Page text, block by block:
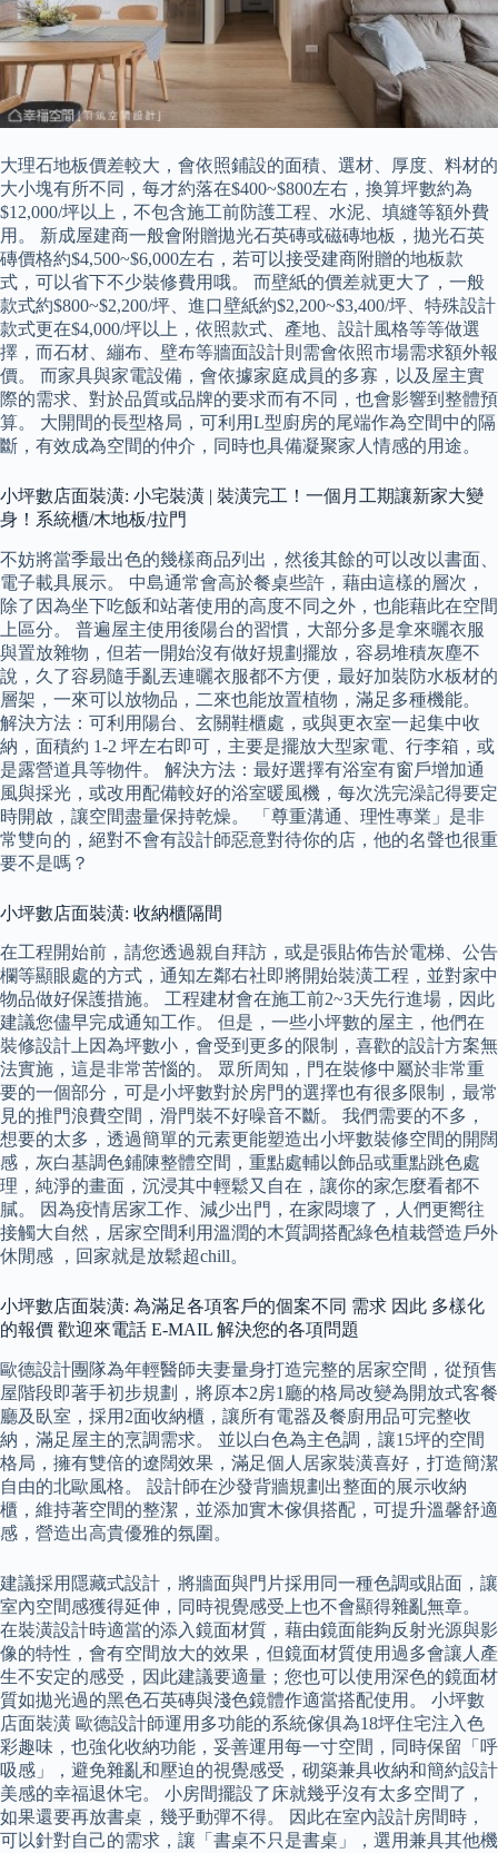
大理石地板價差較大，會依照鋪設的面積、選材、厚度、料材的
大小塊有所不同，每才約落在$400~$800左右，換算坪數約為
$12,000/坪以上，不包含施工前防護工程、水泥、填縫等額外費
用。 新成屋建商一般會附贈拋光石英磚或磁磚地板，拋光石英
磚價格約$4,500~$6,000左右，若可以接受建商附贈的地板款
式，可以省下不少裝修費用哦。 而壁紙的價差就更大了，一般
款式約$800~$2,200/坪、進口壁紙約$2,200~$3,400/坪、特殊設計
款式更在$4,000/坪以上，依照款式、產地、設計風格等等做選
擇，而石材、繃布、壁布等牆面設計則需會依照市場需求額外報
價。 而家具與家電設備，會依據家庭成員的多寡，以及屋主實
際的需求、對於品質或品牌的要求而有不同，也會影響到整體預
算。 大開間的長型格局，可利用L型廚房的尾端作為空間中的隔
斷，有效成為空間的仲介，同時也具備凝聚家人情感的用途。
小坪數店面裝潢: 小宅裝潢 | 裝潢完工！一個月工期讓新家大變
身！系統櫃/木地板/拉門
不妨將當季最出色的幾樣商品列出，然後其餘的可以改以書面、
電子載具展示。 中島通常會高於餐桌些許，藉由這樣的層次，
除了因為坐下吃飯和站著使用的高度不同之外，也能藉此在空間
上區分。 普遍屋主使用後陽台的習慣，大部分多是拿來曬衣服
與置放雜物，但若一開始沒有做好規劃擺放，容易堆積灰塵不
說，久了容易隨手亂丟連曬衣服都不方便，最好加裝防水板材的
層架，一來可以放物品，二來也能放置植物，滿足多種機能。
解決方法：可利用陽台、玄關鞋櫃處，或與更衣室一起集中收
納，面積約 1-2 坪左右即可，主要是擺放大型家電、行李箱，或
是露營道具等物件。 解決方法：最好選擇有浴室有窗戶增加通
風與採光，或改用配備較好的浴室暖風機，每次洗完澡記得要定
時開啟，讓空間盡量保持乾燥。 「尊重溝通、理性專業」是非
常雙向的，絕對不會有設計師惡意對待你的店，他的名聲也很重
要不是嗎？
小坪數店面裝潢: 收納櫃隔間
在工程開始前，請您透過親自拜訪，或是張貼佈告於電梯、公告
欄等顯眼處的方式，通知左鄰右社即將開始裝潢工程，並對家中
物品做好保護措施。 工程建材會在施工前2~3天先行進場，因此
建議您儘早完成通知工作。 但是，一些小坪數的屋主，他們在
裝修設計上因為坪數小，會受到更多的限制，喜歡的設計方案無
法實施，這是非常苦惱的。 眾所周知，門在裝修中屬於非常重
要的一個部分，可是小坪數對於房門的選擇也有很多限制，最常
見的推門浪費空間，滑門裝不好噪音不斷。 我們需要的不多，
想要的太多，透過簡單的元素更能塑造出小坪數裝修空間的開闊
感，灰白基調色鋪陳整體空間，重點處輔以飾品或重點跳色處
理，純淨的畫面，沉浸其中輕鬆又自在，讓你的家怎麼看都不
膩。 因為疫情居家工作、減少出門，在家悶壞了，人們更嚮往
接觸大自然，居家空間利用溫潤的木質調搭配綠色植栽營造戶外
休閒感 ，回家就是放鬆超chill。
小坪數店面裝潢: 為滿足各項客戶的個案不同 需求 因此 多樣化
的報價 歡迎來電話 E-MAIL 解決您的各項問題
歐德設計團隊為年輕醫師夫妻量身打造完整的居家空間，從預售
屋階段即著手初步規劃，將原本2房1廳的格局改變為開放式客餐
廳及臥室，採用2面收納櫃，讓所有電器及餐廚用品可完整收
納，滿足屋主的烹調需求。 並以白色為主色調，讓15坪的空間
格局，擁有雙倍的遼闊效果，滿足個人居家裝潢喜好，打造簡潔
自由的北歐風格。 設計師在沙發背牆規劃出整面的展示收納
櫃，維持著空間的整潔，並添加實木傢俱搭配，可提升溫馨舒適
感，營造出高貴優雅的氛圍。
建議採用隱藏式設計，將牆面與門片採用同一種色調或貼面，讓
室內空間感獲得延伸，同時視覺感受上也不會顯得雜亂無章。
在裝潢設計時適當的添入鏡面材質，藉由鏡面能夠反射光源與影
像的特性，會有空間放大的效果，但鏡面材質使用過多會讓人產
生不安定的感受，因此建議要適量；您也可以使用深色的鏡面材
質如拋光過的黑色石英磚與淺色鏡體作適當搭配使用。 小坪數
店面裝潢 歐德設計師運用多功能的系統傢俱為18坪住宅注入色
彩趣味，也強化收納功能，妥善運用每一寸空間，同時保留「呼
吸感」，避免雜亂和壓迫的視覺感受，砌築兼具收納和簡約設計
美感的幸福退休宅。 小房間擺設了床就幾乎沒有太多空間了，
如果還要再放書桌，幾乎動彈不得。 因此在室內設計房間時，
可以針對自己的需求，讓「書桌不只是書桌」，選用兼具其他機